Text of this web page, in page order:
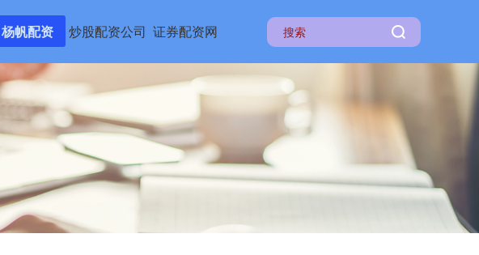
杨帆配资 炒股配资公司 证券配资网